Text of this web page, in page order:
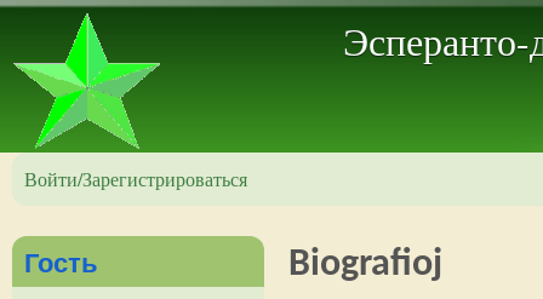
Войти/Зарегистрироваться
Biografioj
Гость